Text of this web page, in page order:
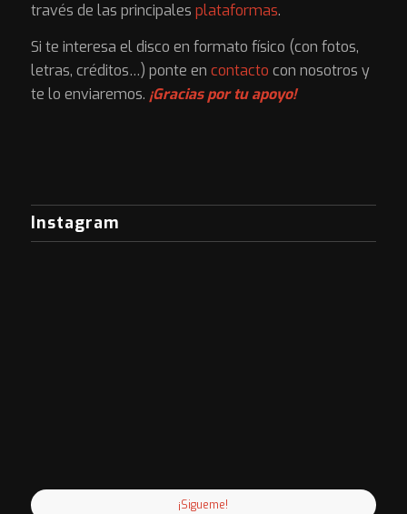
través de las principales plataformas.
Si te interesa el disco en formato físico (con fotos,
letras, créditos…) ponte en contacto con nosotros y
te lo enviaremos. ¡Gracias por tu apoyo!
Instagram
¡Sigueme!